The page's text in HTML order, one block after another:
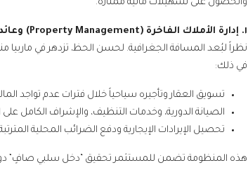
والحصول على تسهيلات مالية ممتازة.
١. إدارة الأملاك الفاخرة (Property Management) وعائد الاستثمار عن بُعد
نظراً لبُعد المسافة الجغرافية. لحسن الحظ، تزدهر في ماربيا
في ذلك:
تسويق العقار وتأجيره سياحياً خلال فترات عدم تواجد
الصيانة الدورية، وخدمات التنظيف، والإشراف الكامل
تحصيل الإيرادات الإيجارية ودفع الضرائب المحلية
هذه المنظومة تضمن للمستثمر تحقيق “دخل سلبي صافٍ” دون